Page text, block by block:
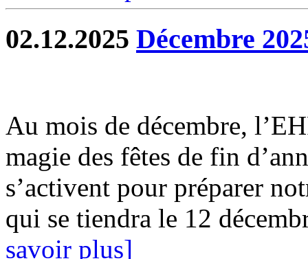
02.12.2025 Décembre
Au mois de décembre,
magie des fêtes de fin
s’activent pour préparer
qui se tiendra le 12
savoir plus]